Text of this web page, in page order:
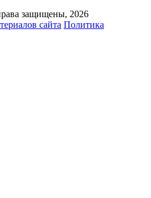
защищены, 2026
сайта Политика